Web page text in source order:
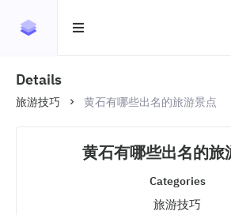
Details
旅游技巧 黄石有哪些出名的旅游景点
黄石有哪些出名的旅
Categories
旅游技巧